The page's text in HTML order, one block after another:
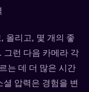
올리고, 몇 개의 좋
그런 다음 카메라 각
는 데 더 많은 시간
압력은 경험을 변